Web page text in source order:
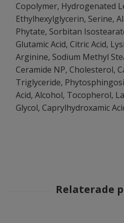
Copolymer, Hydrogenated
Ethylhexylglycerin, Serine,
Phytate, Sorbitan
Glutamic Acid, Citric Acid,
Arginine, Sodium Methyl
Ceramide NP, Cholesterol,
Triglyceride,
Acid, Alcohol, Tocopherol,
Glycol, Caprylhydroxamic